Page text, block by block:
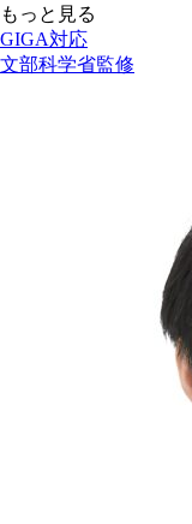
もっと見る
GIGA対応
文部科学省監修